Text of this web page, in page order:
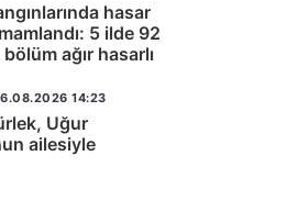
hasar
5 ilde 92
bölüm ağır hasarlı
14:23
Uğur
ailesiyle